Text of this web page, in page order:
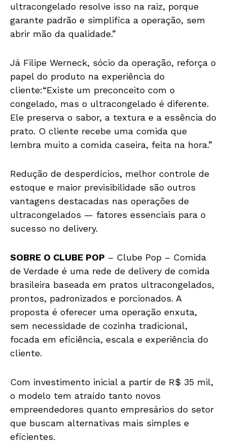
ultracongelado resolve isso na raiz, porque
garante padrão e simplifica a operação, sem
abrir mão da qualidade.”
Já Filipe Werneck, sócio da operação, reforça o
papel do produto na experiência do
cliente:“Existe um preconceito com o
congelado, mas o ultracongelado é diferente.
Ele preserva o sabor, a textura e a essência do
prato. O cliente recebe uma comida que
lembra muito a comida caseira, feita na hora.”
Redução de desperdícios, melhor controle de
estoque e maior previsibilidade são outros
vantagens destacadas nas operações de
ultracongelados — fatores essenciais para o
sucesso no delivery.
SOBRE O CLUBE POP – Clube Pop – Comida
de Verdade é uma rede de delivery de comida
brasileira baseada em pratos ultracongelados,
prontos, padronizados e porcionados. A
proposta é oferecer uma operação enxuta,
sem necessidade de cozinha tradicional,
focada em eficiência, escala e experiência do
cliente.
Com investimento inicial a partir de R$ 35 mil,
o modelo tem atraído tanto novos
empreendedores quanto empresários do setor
que buscam alternativas mais simples e
eficientes.